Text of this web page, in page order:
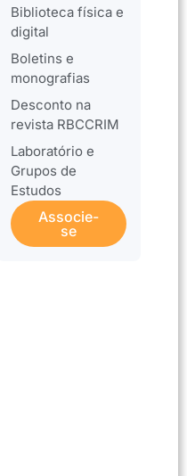
Biblioteca física e
digital
Boletins e
monografias
Desconto na
revista RBCCRIM
Laboratório e
Grupos de
Estudos
Associe-
se